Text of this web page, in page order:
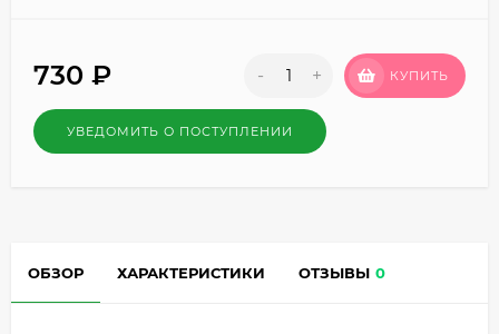
730 ₽ - + КУПИТЬ
УВЕДОМИТЬ О ПОСТУПЛЕНИИ
ОБЗОР ХАРАКТЕРИСТИКИ ОТЗЫВЫ 0